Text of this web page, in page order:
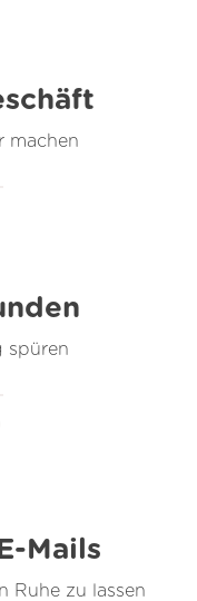
machen
spüren
Mails
Ruhe zu lassen